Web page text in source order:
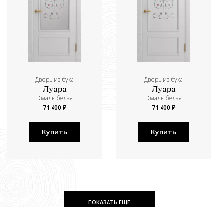
Дверь из бука
Луара
Эмаль белая
71 400 ₽
Купить
Дверь из бука
Луара
Эмаль белая
71 400 ₽
Купить
ПОКАЗАТЬ ЕЩЕ